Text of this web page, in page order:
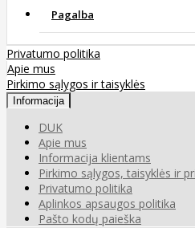
Pagalba
Privatumo politika
Apie mus
Pirkimo sąlygos ir taisyklės
Informacija
DUK
Apie mus
Informacija klientams
Pirkimo sąlygos, taisyklės ir
Privatumo politika
Aplinkos apsaugos politika
Pašto kodų paieška